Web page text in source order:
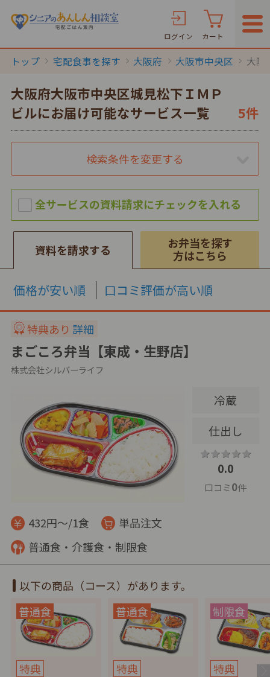
ログイン カート
トップ 宅配食事を探す 大阪府 大阪市中央区 大阪
大阪府大阪市中央区城見松下ＩＭＰ
ビルにお届け可能なサービス一覧
5件
検索条件を変更する
資料を請求する
お弁当を探す
方はこちら
価格が安い順 口コミ評価が高い順
特典あり 詳細
まごころ弁当【東成・生野店】
株式会社シルバーライフ
冷蔵
仕出し
0.0
口コミ0件
432円～/1食
単品注文
普通食・介護食・制限食
以下の商品（コース）があります。
特典
特典
特典